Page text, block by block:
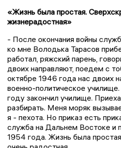
«Жизнь была простая.
жизнерадостная»
- После окончания войны
ко мне Володька Тарасов
работал, ряжский парень,
двоих направляют, поедем с
октябре 1946 года нас двоих
военно-политическое
году закончил училище.
разбирать. Меня моряк
я - пехота. Но приказ есть
служба на Дальнем Востоке и
1954 года. Жизнь была